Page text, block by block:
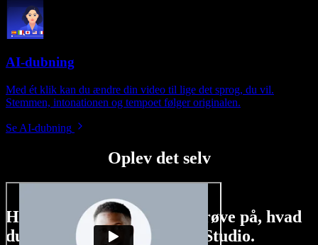
AI-dubning
Med ét klik kan du ændre din video til lige det sprog, du vil.
Stemmen, intonationen og tempoet følger originalen.
Se AI-dubning
Oplev det selv
Her er bare en lille smagsprøve på, hvad
du kan lave med Speechify Studio.